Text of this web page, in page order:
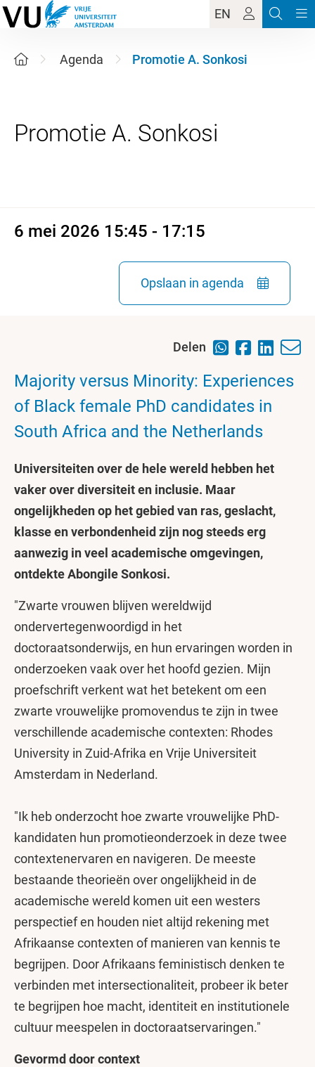
EN
Agenda Promotie A. Sonkosi
6 mei 2026 15:45 - 17:15
Opslaan in agenda
Delen
Majority versus Minority: Experiences
of Black female PhD candidates in
South Africa and the Netherlands
Universiteiten over de hele wereld hebben het
vaker over diversiteit en inclusie. Maar
ongelijkheden op het gebied van ras, geslacht,
klasse en verbondenheid zijn nog steeds erg
aanwezig in veel academische omgevingen,
ontdekte Abongile Sonkosi.
"Zwarte vrouwen blijven wereldwijd
ondervertegenwoordigd in het
doctoraatsonderwijs, en hun ervaringen worden in
onderzoeken vaak over het hoofd gezien. Mijn
proefschrift verkent wat het betekent om een
zwarte vrouwelijke promovendus te zijn in twee
verschillende academische contexten: Rhodes
University in Zuid-Afrika en Vrije Universiteit
Amsterdam in Nederland.
"Ik heb onderzocht hoe zwarte vrouwelijke PhD-
kandidaten hun promotieonderzoek in deze twee
contextenervaren en navigeren. De meeste
bestaande theorieën over ongelijkheid in de
academische wereld komen uit een westers
perspectief en houden niet altijd rekening met
Afrikaanse contexten of manieren van kennis te
begrijpen. Door Afrikaans feministisch denken te
verbinden met intersectionaliteit, probeer ik beter
te begrijpen hoe macht, identiteit en institutionele
cultuur meespelen in doctoraatservaringen."
Gevormd door context